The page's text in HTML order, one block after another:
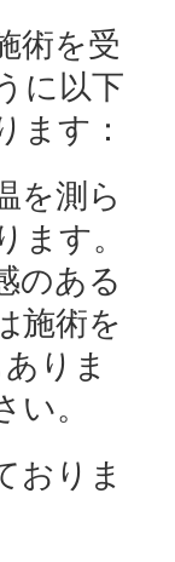
術を受
に以下
ます：
を測ら
す。
のある
施術を
りま
。
おりま